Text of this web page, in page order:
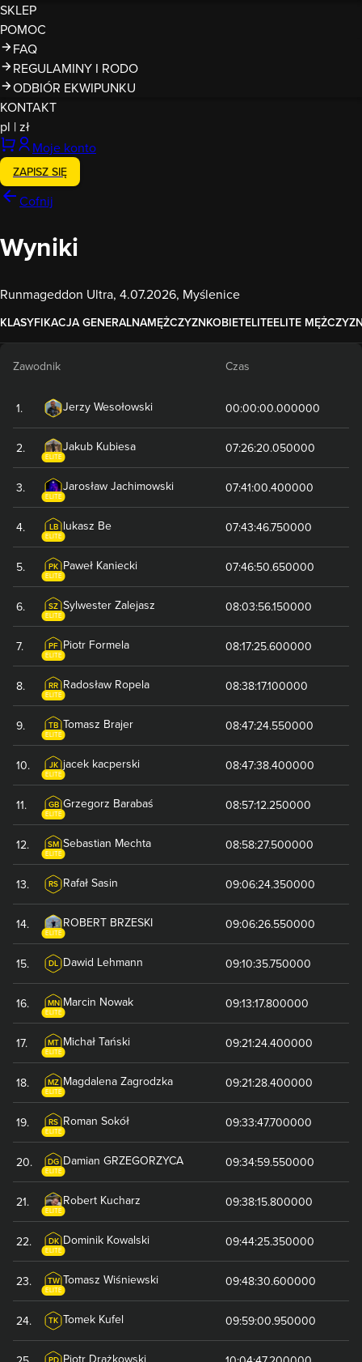
SKLEP
POMOC
FAQ
REGULAMINY I RODO
ODBIÓR EKWIPUNKU
KONTAKT
pl |zł
Moje konto
ZAPISZ SIĘ
Cofnij
Wyniki
Runmageddon Ultra, 4.07.2026, Myślenice
KLASYFIKACJA GENERALNAMĘŻCZYZNKOBIETELITEELITE
Zawodnik Czas
1. Jerzy Wesołowski 00:00:00.000000
2.
ELITE
Jakub Kubiesa 07:26:20.050000
3.
ELITE
Jarosław Jachimowski 07:41:00.400000
4. LB
ELITE
lukasz Be 07:43:46.750000
5. PK
ELITE
Paweł Kaniecki 07:46:50.650000
6. SZ
ELITE
Sylwester Zalejasz 08:03:56.150000
7. PF
ELITE
Piotr Formela 08:17:25.600000
8. RR
ELITE
Radosław Ropela 08:38:17.100000
9. TB
ELITE
Tomasz Brajer 08:47:24.550000
10. JK
ELITE
jacek kacperski 08:47:38.400000
11. GB
ELITE
Grzegorz Barabaś 08:57:12.250000
12. SM
ELITE
Sebastian Mechta 08:58:27.500000
13. RS Rafał Sasin 09:06:24.350000
14.
ELITE
ROBERT BRZESKI 09:06:26.550000
15. DL Dawid Lehmann 09:10:35.750000
16. MN
ELITE
Marcin Nowak 09:13:17.800000
17. MT
ELITE
Michał Tański 09:21:24.400000
18. MZ
ELITE
Magdalena Zagrodzka 09:21:28.400000
19. RS
ELITE
Roman Sokół 09:33:47.700000
20. DG
ELITE
Damian GRZEGORZYCA 09:34:59.550000
21.
ELITE
Robert Kucharz 09:38:15.800000
22. DK
ELITE
Dominik Kowalski 09:44:25.350000
23. TW
ELITE
Tomasz Wiśniewski 09:48:30.600000
24. TK Tomek Kufel 09:59:00.950000